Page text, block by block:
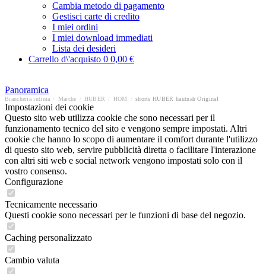
Cambia metodo di pagamento
Gestisci carte di credito
I miei ordini
I miei download immediati
Lista dei desideri
Carrello d\'acquisto 0 0,00 €
Panoramica
Biancheria intima Marche HUBER HOM shorts HUBER hautnah Original
Impostazioni dei cookie
Questo sito web utilizza cookie che sono necessari per il
funzionamento tecnico del sito e vengono sempre impostati. Altri
cookie che hanno lo scopo di aumentare il comfort durante l'utilizzo
di questo sito web, servire pubblicità diretta o facilitare l'interazione
con altri siti web e social network vengono impostati solo con il
vostro consenso.
Configurazione
Tecnicamente necessario
Questi cookie sono necessari per le funzioni di base del negozio.
Caching personalizzato
Cambio valuta